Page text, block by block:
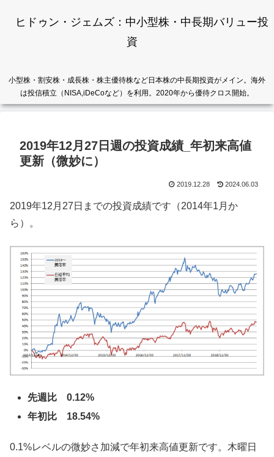
ヒドゥン・ジェムズ：中小型株・中長期バリュー投
資
小型株・割安株・成長株・株主優待株など日本株の中長期投資がメイン。海外
は投信積立（NISA,iDeCoなど）を利用。2020年から優待クロス開始。
2019年12月27日週の投資成績_年初来高値
更新（微妙に）
2019.12.28 2024.06.03
2019年12月27日までの投資成績です（2014年1月か
ら）。
先週比 0.12%
年初比 18.54%
0.1%レベルの微妙さ加減で年初来高値更新です。木曜日